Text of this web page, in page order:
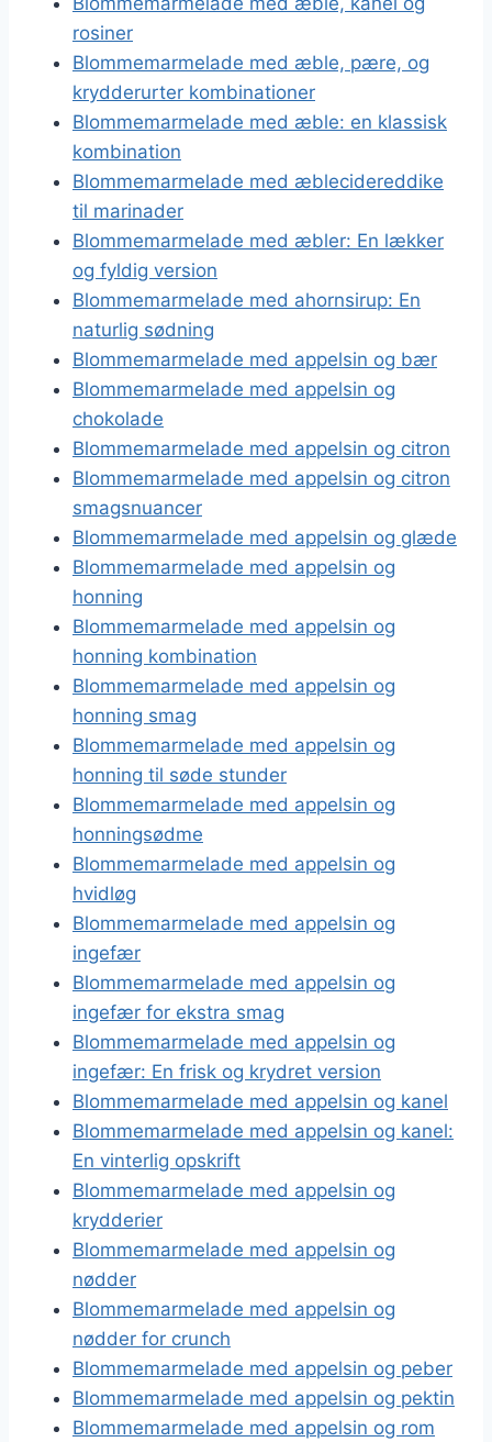
rosiner
Blommemarmelade med æble, pære, og
krydderurter kombinationer
Blommemarmelade med æble: en klassisk
kombination
Blommemarmelade med æblecidereddike
til marinader
Blommemarmelade med æbler: En lækker
og fyldig version
Blommemarmelade med ahornsirup: En
naturlig sødning
Blommemarmelade med appelsin og bær
Blommemarmelade med appelsin og
chokolade
Blommemarmelade med appelsin og citron
Blommemarmelade med appelsin og citron
smagsnuancer
Blommemarmelade med appelsin og glæde
Blommemarmelade med appelsin og
honning
Blommemarmelade med appelsin og
honning kombination
Blommemarmelade med appelsin og
honning smag
Blommemarmelade med appelsin og
honning til søde stunder
Blommemarmelade med appelsin og
honningsødme
Blommemarmelade med appelsin og
hvidløg
Blommemarmelade med appelsin og
ingefær
Blommemarmelade med appelsin og
ingefær for ekstra smag
Blommemarmelade med appelsin og
ingefær: En frisk og krydret version
Blommemarmelade med appelsin og kanel
Blommemarmelade med appelsin og kanel:
En vinterlig opskrift
Blommemarmelade med appelsin og
krydderier
Blommemarmelade med appelsin og
nødder
Blommemarmelade med appelsin og
nødder for crunch
Blommemarmelade med appelsin og peber
Blommemarmelade med appelsin og pektin
Blommemarmelade med appelsin og rom